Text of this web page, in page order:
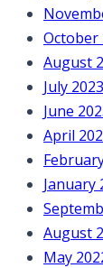
October
August
July 2023
June
April
January
August
May